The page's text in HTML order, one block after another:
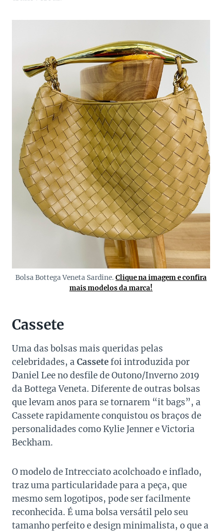
Bolsa Bottega Veneta Sardine. Clique na imagem e confira
mais modelos da marca!
Cassete
Uma das bolsas mais queridas pelas
celebridades, a Cassetefoi introduzida por
Daniel Lee no desfile de Outono/Inverno 2019
da Bottega Veneta. Diferente de outras bolsas
que levam anos para se tornarem “it bags”, a
Cassete rapidamente conquistou os braços de
personalidades como Kylie Jenner e Victoria
Beckham.
O modelo de Intrecciato acolchoado e inflado,
traz uma particularidade para a peça, que
mesmo sem logotipos, pode ser facilmente
reconhecida. É uma bolsa versátil pelo seu
tamanho perfeito e design minimalista, o que a